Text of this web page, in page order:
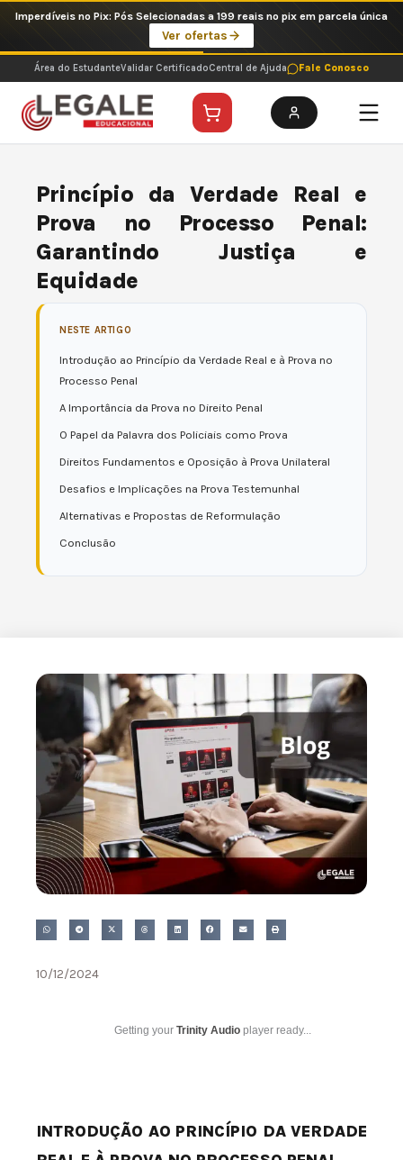
o
conteúdo
Imperdíveis no Pix: Pós Selecionadas a 199 reais no pix em parcela única
Ver ofertas
Área do EstudanteValidar CertificadoCentral de Ajuda Fale Conosco
Princípio da Verdade Real e
Prova no Processo Penal:
Garantindo Justiça e
Equidade
NESTE ARTIGO
Introdução ao Princípio da Verdade Real e à Prova no
Processo Penal
A Importância da Prova no Direito Penal
O Papel da Palavra dos Policiais como Prova
Direitos Fundamentos e Oposição à Prova Unilateral
Desafios e Implicações na Prova Testemunhal
Alternativas e Propostas de Reformulação
Conclusão
10/12/2024
Getting your Trinity Audio player ready...
INTRODUÇÃO AO PRINCÍPIO DA VERDADE